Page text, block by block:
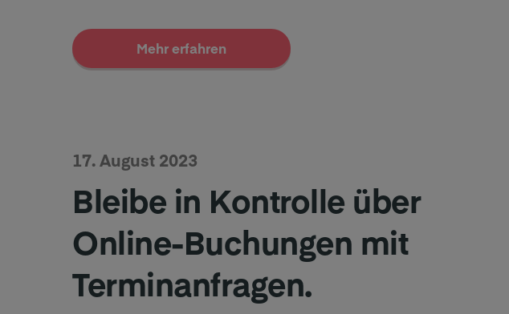
Mehr erfahren
17. August 2023
Bleibe in Kontrolle über
Online-Buchungen mit
Terminanfragen.